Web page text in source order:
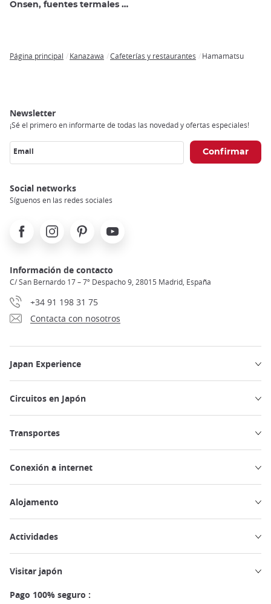
Onsen, fuentes termales y baños públicos
Página principal Kanazawa Cafeterías y restaurantes Hamamatsu
Newsletter
¡Sé el primero en informarte de todas las novedad y ofertas especiales!
Email
Social networks
Síguenos en las redes sociales
FacebookInstagramPinterest Youtube
Información de contacto
C/ San Bernardo 17 – 7º Despacho 9, 28015 Madrid, España
+34 91 198 31 75
Contacta con nosotros
Japan Experience
Circuitos en Japón
Transportes
Conexión a internet
Alojamento
Actividades
Visitar japón
Pago 100% seguro :